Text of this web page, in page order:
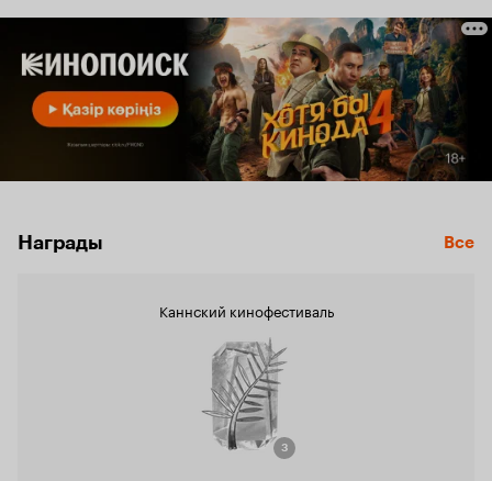
Награды Все
Каннский кинофестиваль
3